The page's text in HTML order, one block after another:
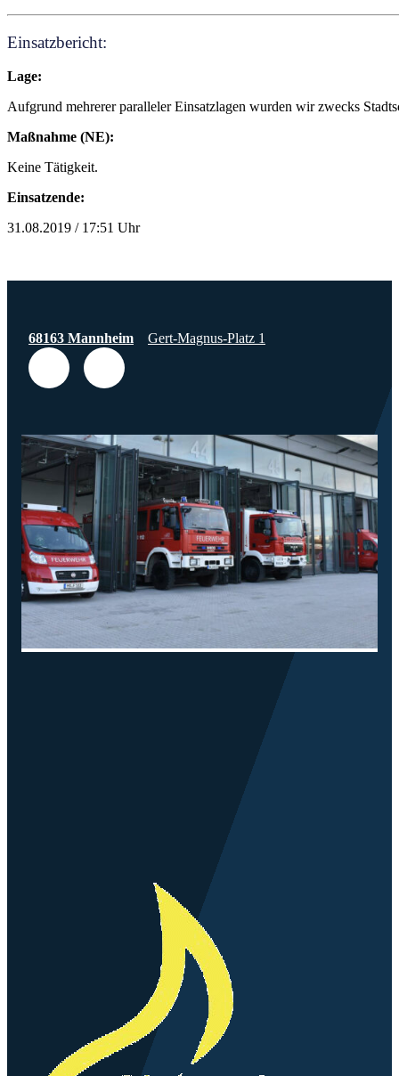
Einsatzbericht:
Lage:
Aufgrund mehrerer paralleler Einsatzlagen wurden wir zwecks
Maßnahme (NE):
Keine Tätigkeit.
Einsatzende:
31.08.2019 / 17:51 Uhr
68163 Mannheim Gert-Magnus-Platz 1